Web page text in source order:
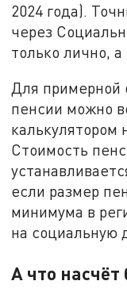
2024 года).
через
только лично,
Для примерной
пенсии можно
калькулятором
Стоимость
если размер
минимума в
на социальную
А что